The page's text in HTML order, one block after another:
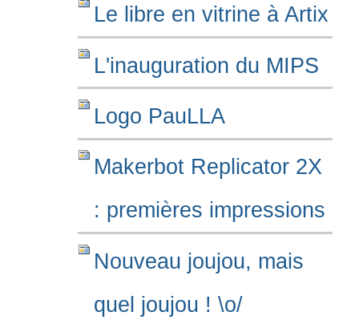
Le libre en vitrine à Artix
L'inauguration du MIPS
Logo PauLLA
Makerbot Replicator 2X
: premières impressions
Nouveau joujou, mais
quel joujou ! \o/